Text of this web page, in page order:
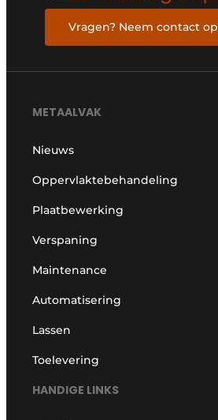
Vragen? Neem contact op
METAALVAK
Nieuws
Oppervlaktebehandeling
Plaatbewerking
Verspaning
Maintenance
Automatisering
Lassen
Toelevering
HANDIGE LINKS